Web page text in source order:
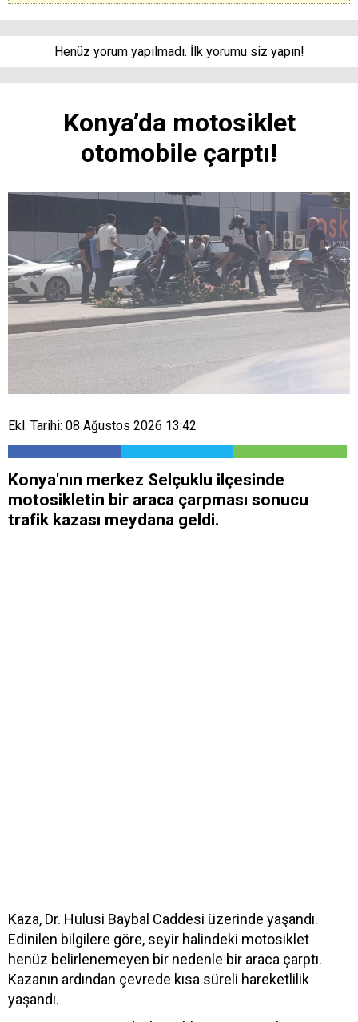
Henüz yorum yapılmadı. İlk yorumu siz yapın!
Konya’da motosiklet
otomobile çarptı!
Ekl. Tarihi: 08 Ağustos 2026 13:42
Konya'nın merkez Selçuklu ilçesinde
motosikletin bir araca çarpması sonucu
trafik kazası meydana geldi.
Kaza, Dr. Hulusi Baybal Caddesi üzerinde yaşandı.
Edinilen bilgilere göre, seyir halindeki motosiklet
henüz belirlenemeyen bir nedenle bir araca çarptı.
Kazanın ardından çevrede kısa süreli hareketlilik
yaşandı.